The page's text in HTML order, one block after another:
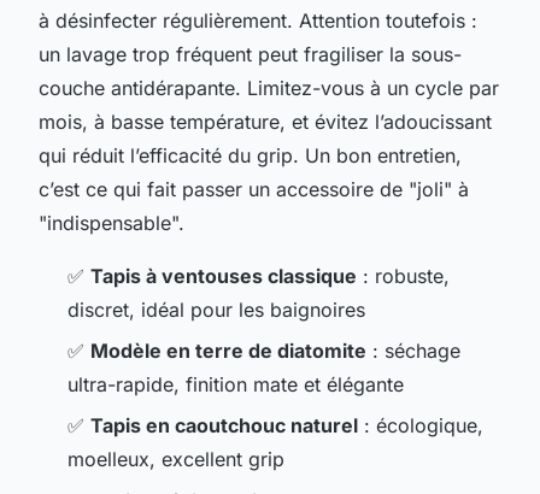
à désinfecter régulièrement. Attention toutefois :
un lavage trop fréquent peut fragiliser la sous-
couche antidérapante. Limitez-vous à un cycle par
mois, à basse température, et évitez l’adoucissant
qui réduit l’efficacité du grip. Un bon entretien,
c’est ce qui fait passer un accessoire de "joli" à
"indispensable".
✅ Tapis à ventouses classique : robuste,
discret, idéal pour les baignoires
✅ Modèle en terre de diatomite : séchage
ultra-rapide, finition mate et élégante
✅ Tapis en caoutchouc naturel : écologique,
moelleux, excellent grip